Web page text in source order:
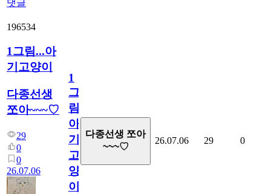
댓글
196534
1그림...아
기고양이
다종선생
쪼아~~~♡
29
0
0
26.07.06
1
그
림...
아
기
고
양
이
다종선생 쪼아
~~~♡
26.07.06 29 0